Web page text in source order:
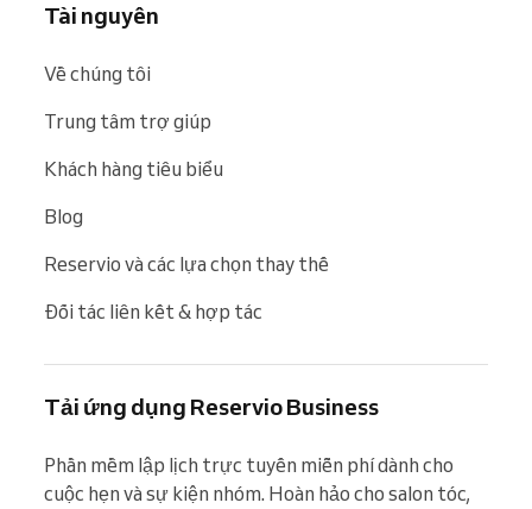
Tài nguyên
Về chúng tôi
Trung tâm trợ giúp
Khách hàng tiêu biểu
Blog
Reservio và các lựa chọn thay thế
Đối tác liên kết & hợp tác
Tải ứng dụng Reservio Business
Phần mềm lập lịch trực tuyến miễn phí dành cho
cuộc hẹn và sự kiện nhóm. Hoàn hảo cho salon tóc,